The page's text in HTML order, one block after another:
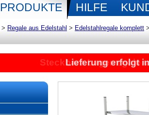
PRODUKTE HILFE
> Regale aus Edelstahl > Edelstahlregale komplett
Lieferung erfolgt